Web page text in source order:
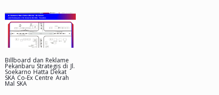
Billboard dan Reklame
Pekanbaru Strategis di Jl.
Soekarno Hatta Dekat
SKA Co-Ex Centre Arah
Mal SKA